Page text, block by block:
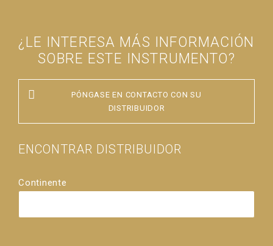
¿LE INTERESA MÁS INFORMACIÓN
SOBRE ESTE INSTRUMENTO?
PÓNGASE EN CONTACTO CON SU
DISTRIBUIDOR
ENCONTRAR DISTRIBUIDOR
Continente